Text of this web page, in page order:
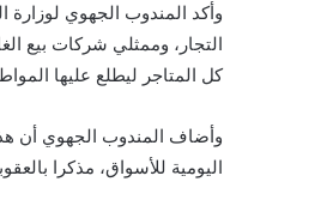
وأكد المندوب الجهوي لوزارة
التجار، وممثلي شركات بيع
كل المتاجر ليطلع عليها
وأضاف المندوب الجهوي أن
اليومية للأسواق، مذكرا